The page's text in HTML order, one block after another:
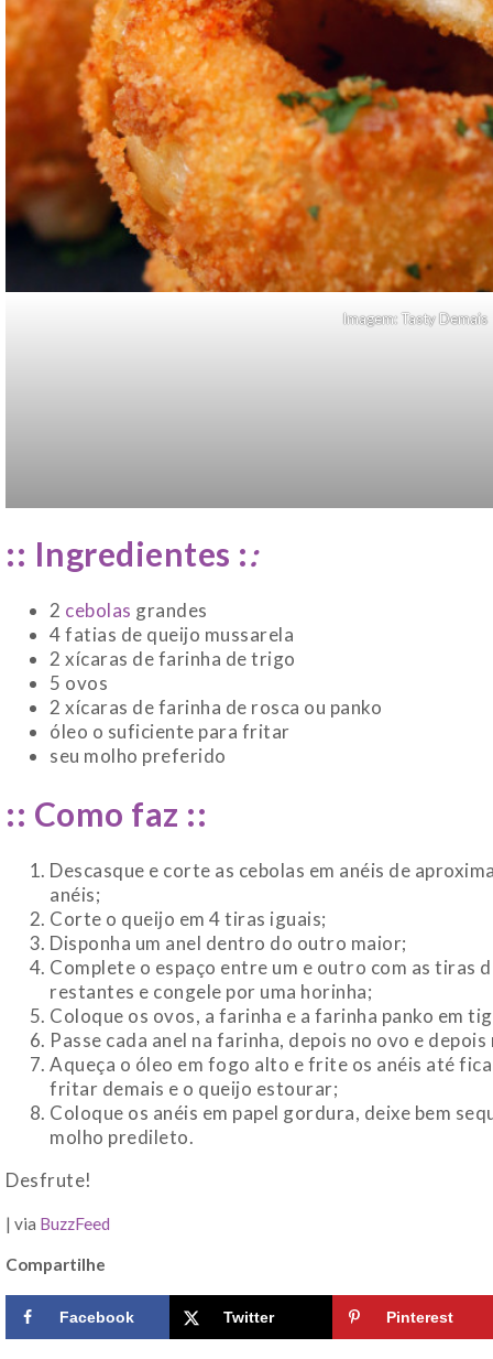
Imagem: Tasty Demais
:: Ingredientes ::
2 cebolas grandes
4 fatias de queijo mussarela
2 xícaras de farinha de trigo
5 ovos
2 xícaras de farinha de rosca ou panko
óleo o suficiente para fritar
seu molho preferido
:: Como faz ::
Descasque e corte as cebolas em anéis de
anéis;
Corte o queijo em 4 tiras iguais;
Disponha um anel dentro do outro maior;
Complete o espaço entre um e outro com as tiras
restantes e congele por uma horinha;
Coloque os ovos, a farinha e a farinha panko em
Passe cada anel na farinha, depois no ovo e
Aqueça o óleo em fogo alto e frite os anéis até
fritar demais e o queijo estourar;
Coloque os anéis em papel gordura, deixe bem
molho predileto.
Desfrute!
| via BuzzFeed
Compartilhe
Facebook Twitter Pinterest